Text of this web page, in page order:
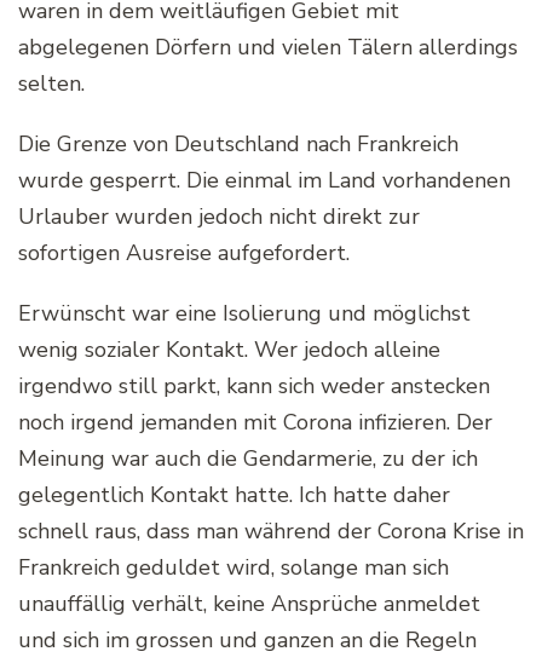
waren in dem weitläufigen Gebiet mit
abgelegenen Dörfern und vielen Tälern allerdings
selten.
Die Grenze von Deutschland nach Frankreich
wurde gesperrt. Die einmal im Land vorhandenen
Urlauber wurden jedoch nicht direkt zur
sofortigen Ausreise aufgefordert.
Erwünscht war eine Isolierung und möglichst
wenig sozialer Kontakt. Wer jedoch alleine
irgendwo still parkt, kann sich weder anstecken
noch irgend jemanden mit Corona infizieren. Der
Meinung war auch die Gendarmerie, zu der ich
gelegentlich Kontakt hatte. Ich hatte daher
schnell raus, dass man während der Corona Krise in
Frankreich geduldet wird, solange man sich
unauffällig verhält, keine Ansprüche anmeldet
und sich im grossen und ganzen an die Regeln